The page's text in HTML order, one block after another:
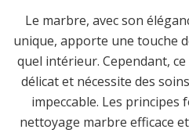
Le marbre, avec son
unique, apporte une touche
quel intérieur. Cependant,
délicat et nécessite des
impeccable. Les
nettoyage marbre efficace